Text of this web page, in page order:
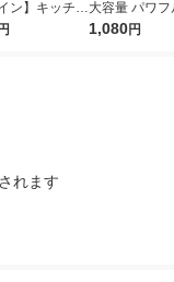
ン】キッチン
スコッティ
円
大容量 パワ
巻 キッチン
1,080円
れます